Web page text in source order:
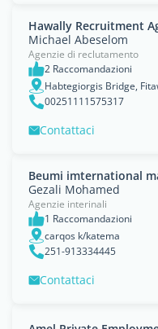
Hawally Recruitment
Michael Abeselom
Agenzie di reclutamento
2 Raccomandazioni
00251111575317
Contattaci
Beumi imternational
Gezali Mohamed
Agenzie interinali
1 Raccomandazioni
carqos k/katema
251-913334445
Contattaci